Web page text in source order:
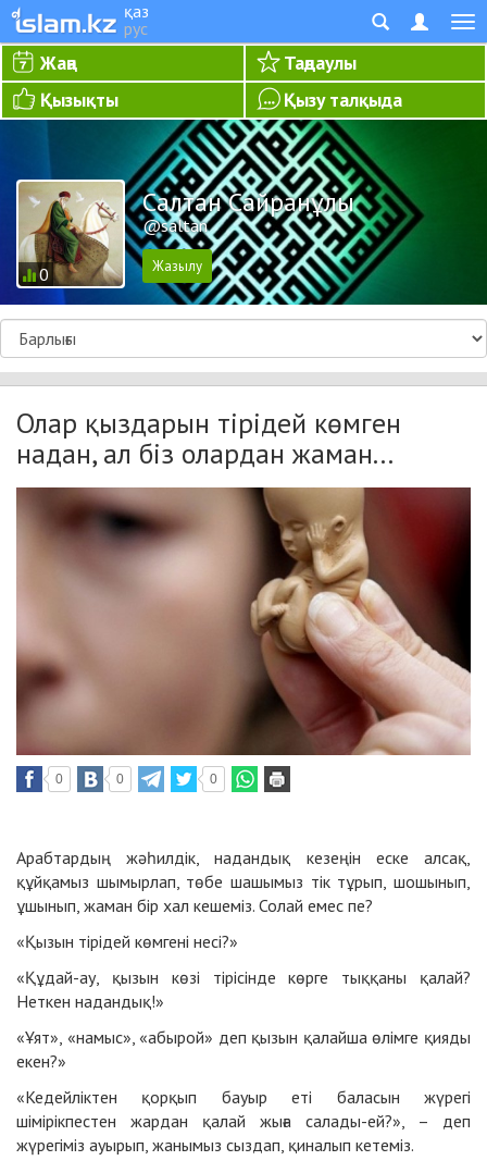
қаз
рус
Жаңа
Таңдаулы
Қызықты
Қызу талқыда
0
Салтан Сайранұлы
@saltan
Олар қыздарын тірідей көмген
надан, ал біз олардан жаман...
0 0 0
Арабтардың жәһилдік, надандық кезеңін еске алсақ,
құйқамыз шымырлап, төбе шашымыз тік тұрып, шошынып,
ұшынып, жаман бір хал кешеміз. Солай емес пе?
«Қызын тірідей көмгені несі?»
«Құдай-ау, қызын көзі тірісінде көрге тыққаны қалай?
Неткен надандық!»
«Ұят», «намыс», «абырой» деп қызын қалайша өлімге қияды
екен?»
«Кедейліктен қорқып бауыр еті баласын жүрегі
шімірікпестен жардан қалай жыға салады-ей?», – деп
жүрегіміз ауырып, жанымыз сыздап, қиналып кетеміз.